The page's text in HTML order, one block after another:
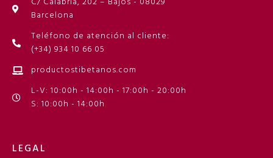
Barcelona
Teléfono de atención al cliente:
(+34) 934 10 66 05
productostibetanos.com
L-V: 10:00h - 14:00h - 17:00h - 20:00h
S: 10:00h - 14:00h
LEGAL